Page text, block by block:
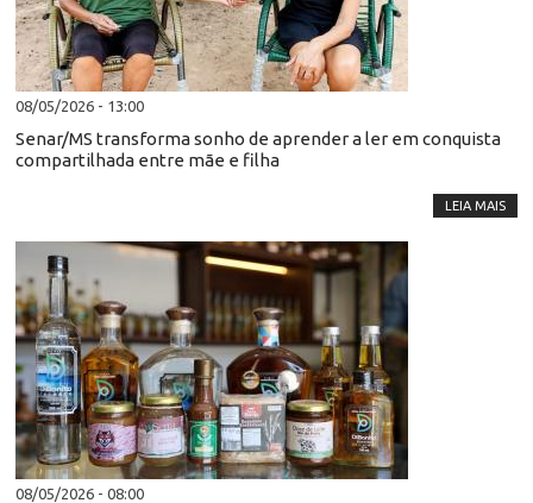
08/05/2026 - 13:00
Senar/MS transforma sonho de aprender a ler em conquista
compartilhada entre mãe e filha
LEIA MAIS
08/05/2026 - 08:00